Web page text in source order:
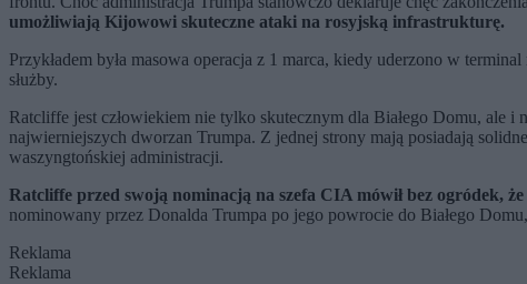
umożliwiają Kijowowi skuteczne ataki na rosyjską infrastrukturę.
Przykładem była masowa operacja z 1 marca, kiedy uderzono w
służby.
Ratcliffe jest człowiekiem nie tylko skutecznym dla Białego Domu, ale
najwierniejszych dworzan Trumpa. Z jednej strony mają posiadają
waszyngtońskiej administracji.
Ratcliffe przed swoją nominacją na szefa CIA mówił bez ogródek,
nominowany przez Donalda Trumpa po jego powrocie do Białego
Reklama
Reklama